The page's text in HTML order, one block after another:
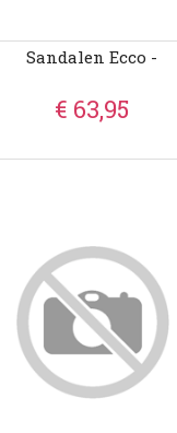
Sandalen Ecco -
€ 63,95